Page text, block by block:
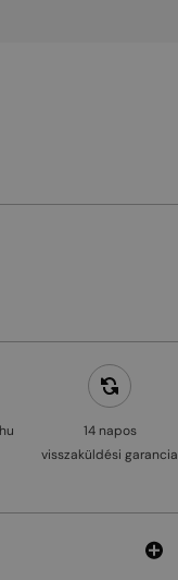
14 napos
visszaküldési garancia